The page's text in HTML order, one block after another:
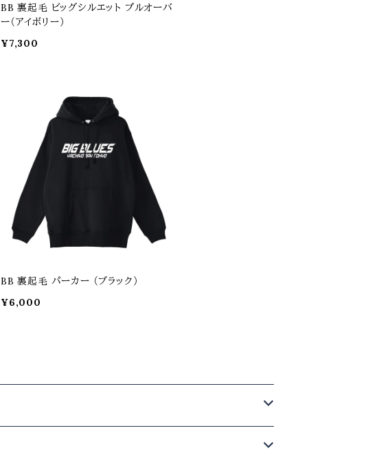
BB 裏起毛 ビッグシルエット プルオーバ
ー（アイボリー）
¥7,300
BB 裏起毛 パーカー （ブラック）
¥6,000